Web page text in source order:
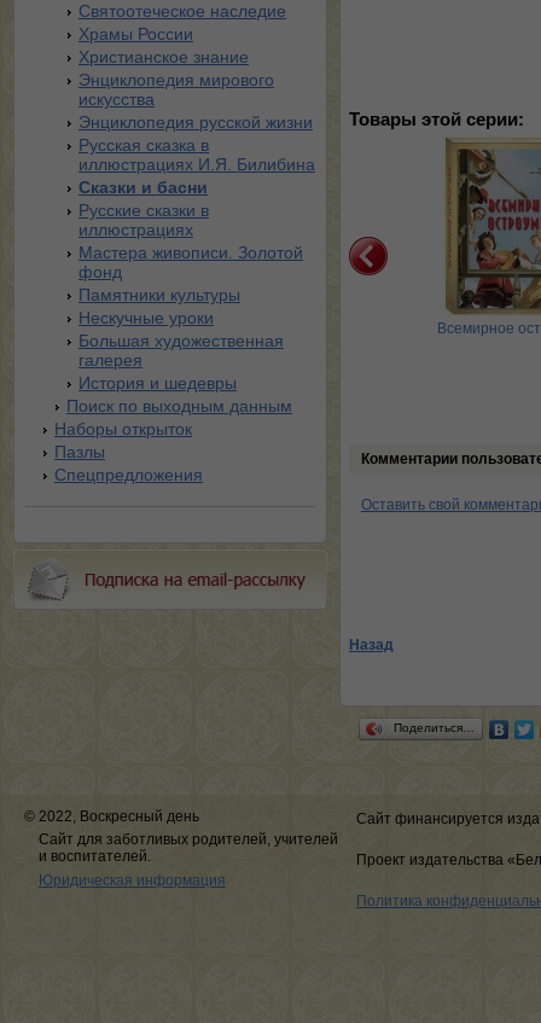
Святоотеческое наследие
Храмы России
Христианское знание
Энциклопедия мирового
искусства
Энциклопедия русской жизни
Русская сказка в
иллюстрациях И.Я. Билибина
Сказки и басни
Русские сказки в
иллюстрациях
Мастера живописи. Золотой
фонд
Памятники культуры
Нескучные уроки
Большая художественная
галерея
История и шедевры
Поиск по выходным данным
Наборы открыток
Пазлы
Спецпредложения
Товары этой серии:
цветочный
Цветочные
традиции и …
Всемирное
Комментарии
Оставить свой
Назад
Поделиться…
© 2022, Воскресный день
Сайт для заботливых родителей, учителей
и воспитателей.
Юридическая информация
Сайт финансируется
Проект издательства
Политика